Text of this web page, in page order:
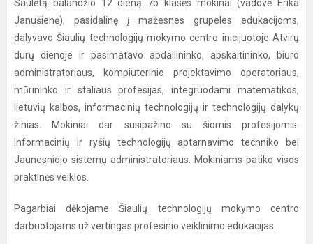
Saulėtą balandžio 12 dieną 7b klasės mokinai (vadovė Erika
Janušienė), pasidalinę į mažesnes grupeles edukacijoms,
dalyvavo Šiaulių technologijų mokymo centro inicijuotoje Atvirų
durų dienoje ir pasimatavo apdailininko, apskaitininko, biuro
administratoriaus, kompiuterinio projektavimo operatoriaus,
mūrininko ir staliaus profesijas, integruodami matematikos,
lietuvių kalbos, informacinių technologijų ir technologijų dalykų
žinias. Mokiniai dar susipažino su šiomis profesijomis:
Informacinių ir ryšių technologijų aptarnavimo techniko bei
Jaunesniojo sistemų administratoriaus. Mokiniams patiko visos
praktinės veiklos.
Pagarbiai dėkojame Šiaulių technologijų mokymo centro
darbuotojams už vertingas profesinio veiklinimo edukacijas.